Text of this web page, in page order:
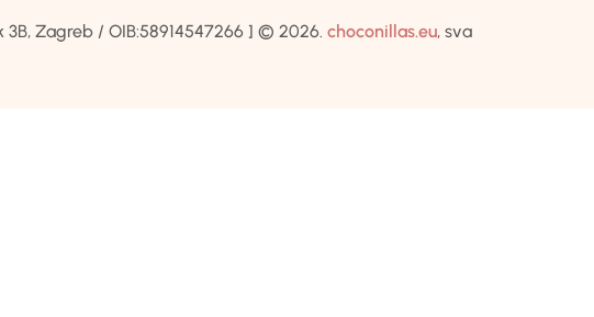
3B, Zagreb / OIB:58914547266 ] © 2026. choconillas.eu, sva